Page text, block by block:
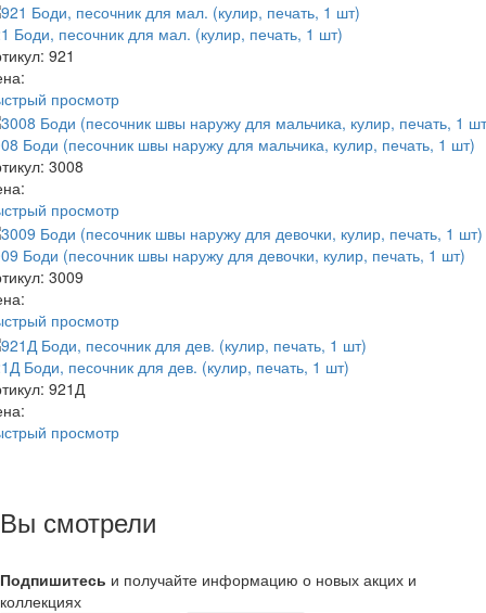
Боди, песочник для мал. (кулир, печать, 1 шт)
921
просмотр
Боди (песочник швы наружу для мальчика, кулир, печать, 1 шт)
3008
просмотр
Боди (песочник швы наружу для девочки, кулир, печать, 1 шт)
3009
просмотр
Боди, песочник для дев. (кулир, печать, 1 шт)
921Д
просмотр
Вы смотрели
Подпишитесь и получайте информацию о новых акцих и
коллекциях